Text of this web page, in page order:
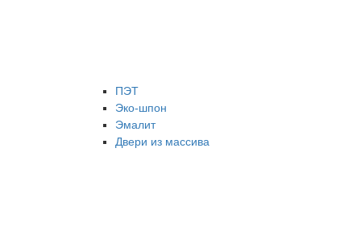
ПЭТ
Эко-шпон
Эмалит
Двери из массива